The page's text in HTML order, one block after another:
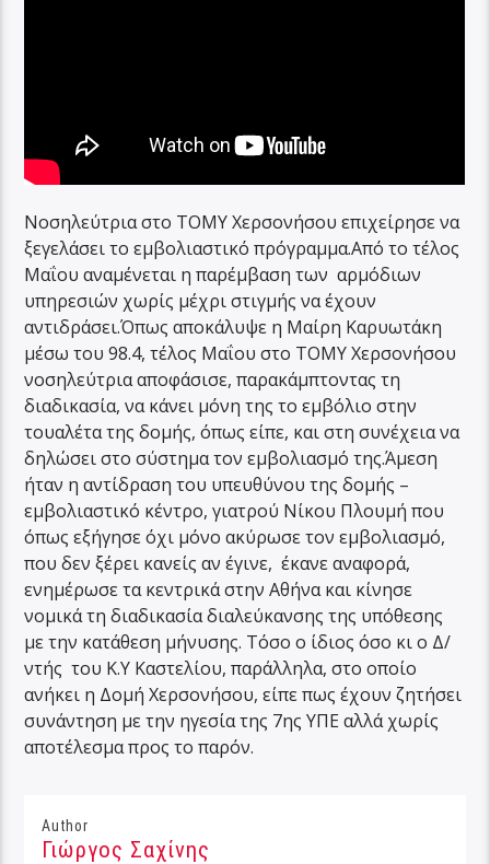
Νοσηλεύτρια στο ΤΟΜΥ Χερσονήσου επιχείρησε να
ξεγελάσει το εμβολιαστικό πρόγραμμα.Από το τέλος
Μαΐου αναμένεται η παρέμβαση των αρμόδιων
υπηρεσιών χωρίς μέχρι στιγμής να έχουν
αντιδράσει.Όπως αποκάλυψε η Μαίρη Καρυωτάκη
μέσω του 98.4, τέλος Μαΐου στο ΤΟΜΥ Χερσονήσου
νοσηλεύτρια αποφάσισε, παρακάμπτοντας τη
διαδικασία, να κάνει μόνη της το εμβόλιο στην
τουαλέτα της δομής, όπως είπε, και στη συνέχεια να
δηλώσει στο σύστημα τον εμβολιασμό της.Άμεση
ήταν η αντίδραση του υπευθύνου της δομής –
εμβολιαστικό κέντρο, γιατρού Νίκου Πλουμή που
όπως εξήγησε όχι μόνο ακύρωσε τον εμβολιασμό,
που δεν ξέρει κανείς αν έγινε, έκανε αναφορά,
ενημέρωσε τα κεντρικά στην Αθήνα και κίνησε
νομικά τη διαδικασία διαλεύκανσης της υπόθεσης
με την κατάθεση μήνυσης. Τόσο ο ίδιος όσο κι ο Δ/
ντής του Κ.Υ Καστελίου, παράλληλα, στο οποίο
ανήκει η Δομή Χερσονήσου, είπε πως έχουν ζητήσει
συνάντηση με την ηγεσία της 7ης ΥΠΕ αλλά χωρίς
αποτέλεσμα προς το παρόν.
Author
Γιώργος Σαχίνης